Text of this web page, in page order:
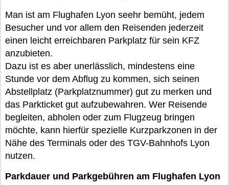
Man ist am Flughafen Lyon seehr bemüht, jedem
Besucher und vor allem den Reisenden jederzeit
einen leicht erreichbaren Parkplatz für sein KFZ
anzubieten.
Dazu ist es aber unerlässlich, mindestens eine
Stunde vor dem Abflug zu kommen, sich seinen
Abstellplatz (Parkplatznummer) gut zu merken und
das Parkticket gut aufzubewahren. Wer Reisende
begleiten, abholen oder zum Flugzeug bringen
möchte, kann hierfür spezielle Kurzparkzonen in der
Nähe des Terminals oder des TGV-Bahnhofs Lyon
nutzen.
Parkdauer und Parkgebühren am Flughafen Lyon